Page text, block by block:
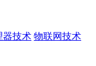
器技术 物联网技术